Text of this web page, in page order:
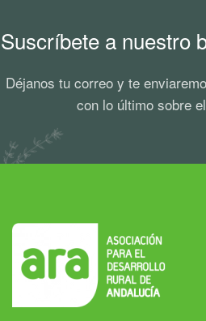
Suscríbete a nuestro
Déjanos tu correo y te
con lo último sobre